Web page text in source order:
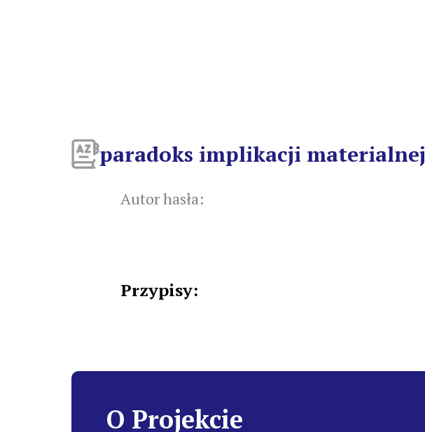
paradoks implikacji materialnej
Autor hasła:
Przypisy:
O Projekcie